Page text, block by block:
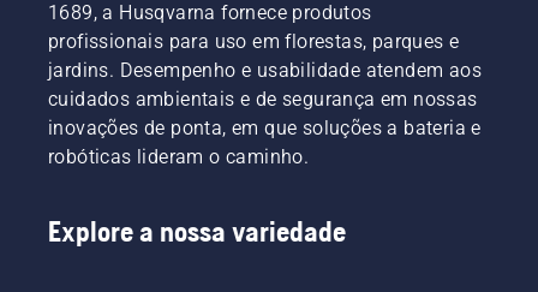
1689, a Husqvarna fornece produtos
profissionais para uso em florestas, parques e
jardins. Desempenho e usabilidade atendem aos
cuidados ambientais e de segurança em nossas
inovações de ponta, em que soluções a bateria e
robóticas lideram o caminho.
Explore a nossa variedade